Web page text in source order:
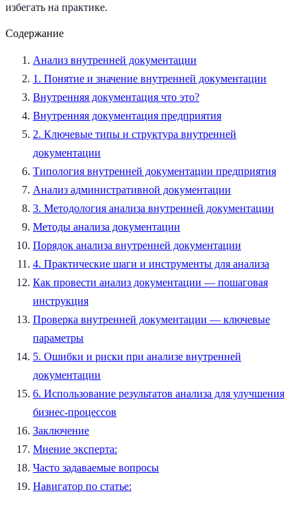
избегать на практике.
Содержание
Анализ внутренней документации
1. Понятие и значение внутренней документации
Внутренняя документация что это?
Внутренняя документация предприятия
2. Ключевые типы и структура внутренней
документации
Типология внутренней документации предприятия
Анализ административной документации
3. Методология анализа внутренней документации
Методы анализа документации
Порядок анализа внутренней документации
4. Практические шаги и инструменты для анализа
Как провести анализ документации — пошаговая
инструкция
Проверка внутренней документации — ключевые
параметры
5. Ошибки и риски при анализе внутренней
документации
6. Использование результатов анализа для улучшения
бизнес-процессов
Заключение
Мнение эксперта:
Часто задаваемые вопросы
Навигатор по статье: